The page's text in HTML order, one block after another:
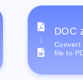
DOC
Convert
file to